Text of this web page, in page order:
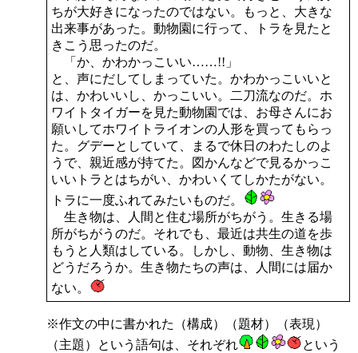
ちが大好きになったのではない。もっと、大きな
出来事があった。動物園に行って、トラを見たと
きこう思ったのだ。
「か、かわかっこいい……!!」
と、声にだしてしまっていた。かわかっこいいと
は、かわいいし、かっこいい。二刀流なのだ。ホ
ワイトタイガーを見た動物園では、お母さんにお
願いしてホワイトライオンの人形を買ってもらっ
た。グデーとしていて、まるで休日のわたしのよ
うで、親近感が持てた。図かんなどで見るかっこ
いいトラとはちがい、かわいくてしかたがない。
トラに一度ふれてみたいものだ。
生き物は、人間と住む場所がちがう。生きる場
所がちがうのだ。それでも、最近は共生の道を歩
もうと人類はしている。しかし、動物、生き物は
どうだろうか。生き物たちの声は、人間には届か
ない。
※作文の中に書かれた（構成）（題材）（表現）
（主題）という語句は、それぞれ
という